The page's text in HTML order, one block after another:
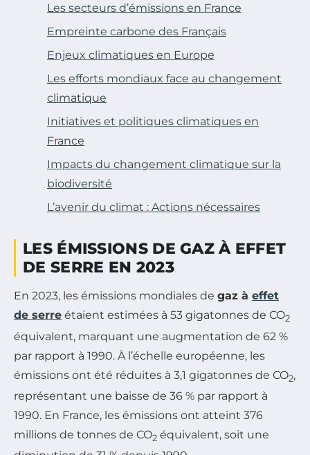
Les secteurs d’émissions en France
Empreinte carbone des Français
Enjeux climatiques en Europe
Les efforts mondiaux face au changement
climatique
Initiatives et politiques climatiques en
France
Impacts du changement climatique sur la
biodiversité
L’avenir du climat : Actions nécessaires
LES ÉMISSIONS DE GAZ À EFFET
DE SERRE EN 2023
En 2023, les émissions mondiales de gaz à effet
de serre étaient estimées à 53 gigatonnes de CO2
équivalent, marquant une augmentation de 62 %
par rapport à 1990. À l’échelle européenne, les
émissions ont été réduites à 3,1 gigatonnes de CO2,
représentant une baisse de 36 % par rapport à
1990. En France, les émissions ont atteint 376
millions de tonnes de CO2 équivalent, soit une